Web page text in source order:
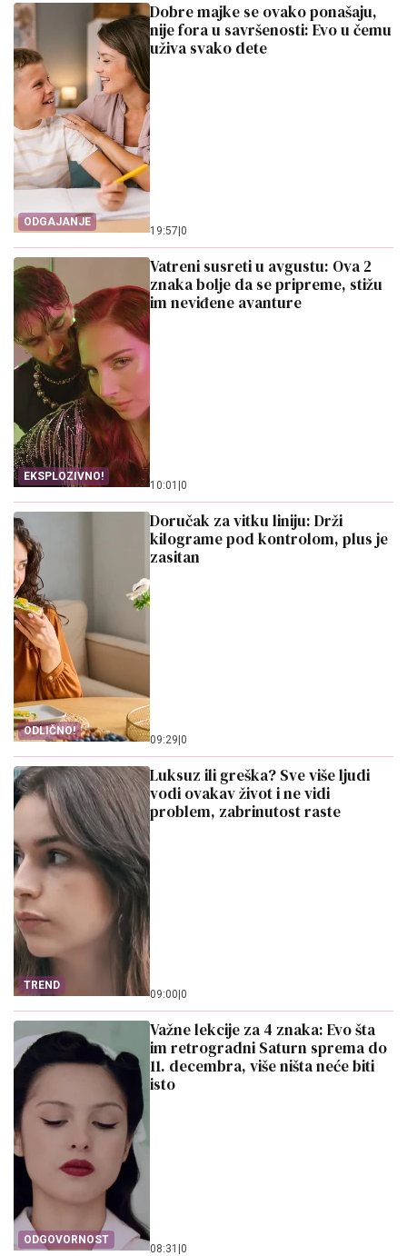
ODGAJANJE
Dobre majke se ovako ponašaju,
nije fora u savršenosti: Evo u čemu
uživa svako dete
19:57|0
EKSPLOZIVNO!
Vatreni susreti u avgustu: Ova 2
znaka bolje da se pripreme, stižu
im neviđene avanture
10:01 |0
ODLIČNO!
Doručak za vitku liniju: Drži
kilograme pod kontrolom, plus je
zasitan
09:29|0
TREND
Luksuz ili greška? Sve više ljudi
vodi ovakav život i ne vidi
problem, zabrinutost raste
09:00|0
ODGOVORNOST
Važne lekcije za 4 znaka: Evo šta
im retrogradni Saturn sprema do
11. decembra, više ništa neće biti
isto
08:31 |0